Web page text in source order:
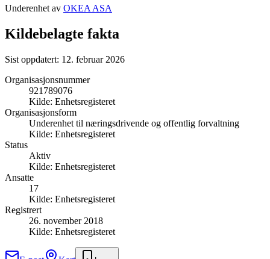
Underenhet av OKEA ASA
Kildebelagte fakta
Sist oppdatert: 12. februar 2026
Organisasjonsnummer
921789076
Kilde: Enhetsregisteret
Organisasjonsform
Underenhet til næringsdrivende og offentlig forvaltning
Kilde: Enhetsregisteret
Status
Aktiv
Kilde: Enhetsregisteret
Ansatte
17
Kilde: Enhetsregisteret
Registrert
26. november 2018
Kilde: Enhetsregisteret